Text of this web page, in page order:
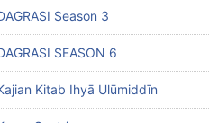
Season 3
SEASON 6
Kitab Ihyā Ulūmiddīn